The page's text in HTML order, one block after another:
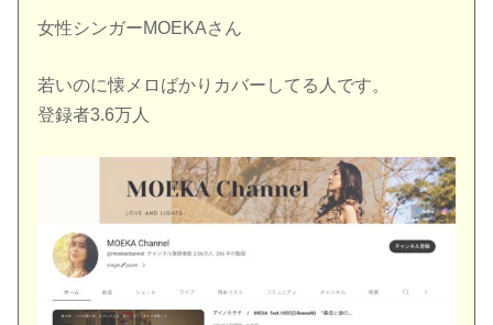
女性シンガーMOEKAさん
若いのに懐メロばかりカバーしてる人です。
登録者3.6万人